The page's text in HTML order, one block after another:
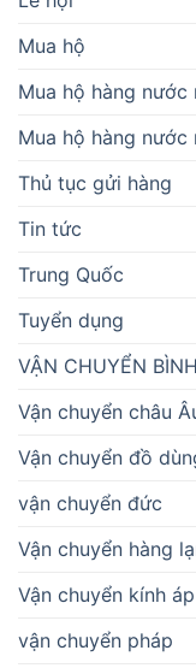
Mua hộ
Mua hộ hàng nước
Mua hộ hàng nước
Thủ tục gửi hàng
Tin tức
Trung Quốc
Tuyển dụng
VẬN CHUYỂN
Vận chuyển châu
Vận chuyển đồ
vận chuyển đức
Vận chuyển hàng
Vận chuyển kính
vận chuyển pháp